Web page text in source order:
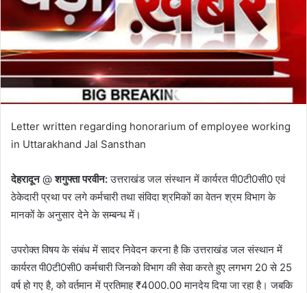
Letter written regarding honorarium of employee working
in Uttarakhand Jal Sansthan
देहरादून@शगुफ्ता परवीन:उत्तराखंड जल संस्थान में कार्यरत पी0टी0सी0 एवं
ठेकेदारी प्रथा पर लगे कर्मचारी तथा संविदा श्रमिकों का वेतन श्रम विभाग के
मानकों के अनुसार देने के सम्बन्ध में।
उपरोक्त विषय के संबंध में सादर निवेदन करना है कि उत्तराखंड जल संस्थान में
कार्यरत पी0टी0सी0 कर्मचारी जिनको विभाग की सेवा करते हुए लगभग 20 से 25
वर्ष हो गए है, को वर्तमान में प्रतिमाह ₹4000.00 मानदेय दिया जा रहा है। जबकि